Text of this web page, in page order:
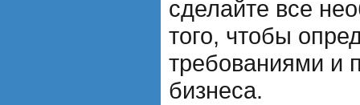
сделайте все
того, чтобы
требованиями и
бизнеса.